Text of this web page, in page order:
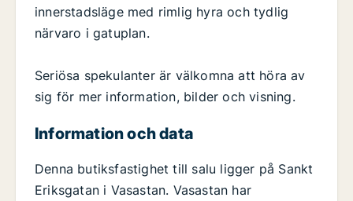
innerstadsläge med rimlig hyra och tydlig
närvaro i gatuplan.
Seriösa spekulanter är välkomna att höra av
sig för mer information, bilder och visning.
Information och data
Denna butiksfastighet till salu ligger på Sankt
Eriksgatan i Vasastan. Vasastan har